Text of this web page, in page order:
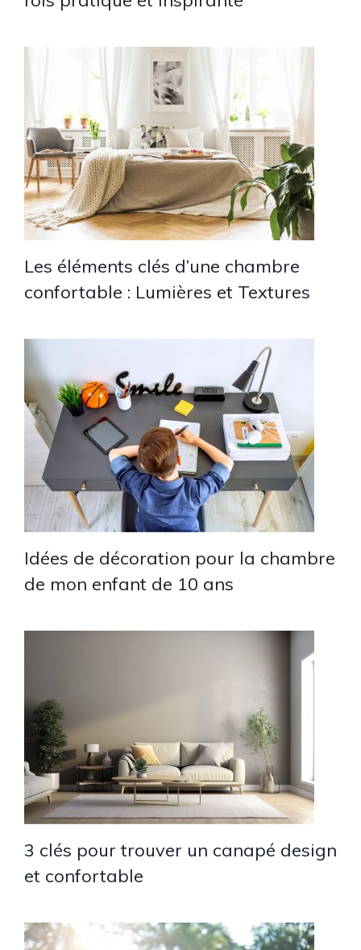
Les éléments clés d’une chambre
confortable : Lumières et Textures
Idées de décoration pour la chambre
de mon enfant de 10 ans
3 clés pour trouver un canapé design
et confortable